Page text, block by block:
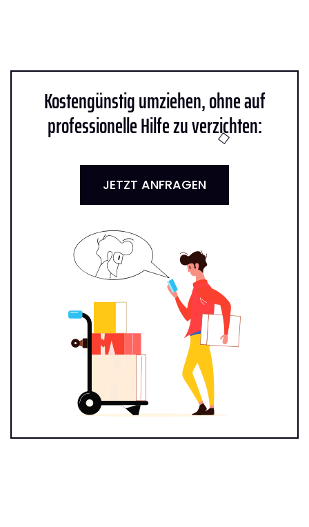
Kostengünstig umziehen, ohne auf
professionelle Hilfe zu verzichten:
JETZT ANFRAGEN